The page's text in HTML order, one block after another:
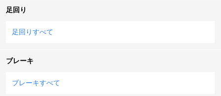
足回り
足回りすべて
ブレーキ
ブレーキすべて